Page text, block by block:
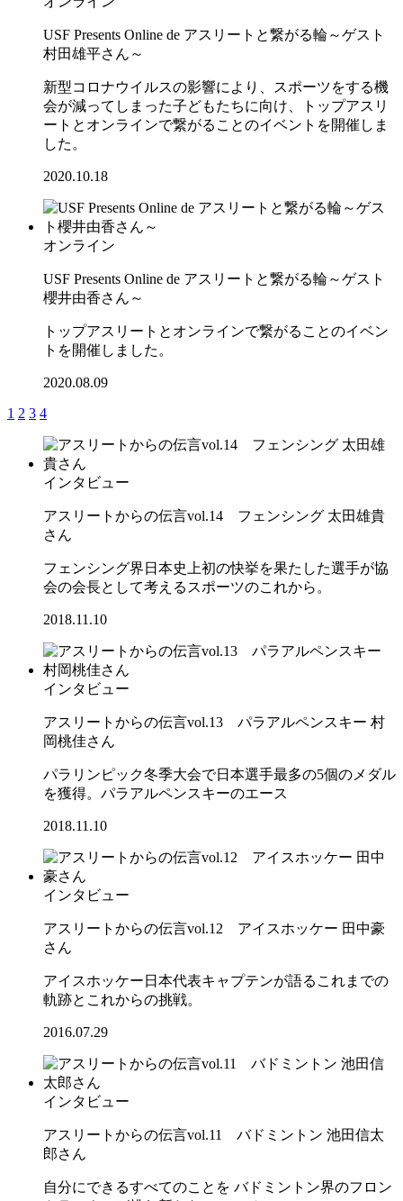
USF Presents Online de アスリートと繋がる輪～ゲスト
村田雄平さん～
新型コロナウイルスの影響により、スポーツをする機
会が減ってしまった子どもたちに向け、トップアスリ
ートとオンラインで繋がることのイベントを開催しま
した。
2020.10.18
オンライン
USF Presents Online de アスリートと繋がる輪～ゲスト
櫻井由香さん～
トップアスリートとオンラインで繋がることのイベン
トを開催しました。
2020.08.09
1 2 3 4
インタビュー
アスリートからの伝言vol.14 フェンシング 太田雄貴
さん
フェンシング界日本史上初の快挙を果たした選手が協
会の会長として考えるスポーツのこれから。
2018.11.10
インタビュー
アスリートからの伝言vol.13 パラアルペンスキー 村
岡桃佳さん
パラリンピック冬季大会で日本選手最多の5個のメダル
を獲得。パラアルペンスキーのエース
2018.11.10
インタビュー
アスリートからの伝言vol.12 アイスホッケー 田中豪
さん
アイスホッケー日本代表キャプテンが語るこれまでの
軌跡とこれからの挑戦。
2016.07.29
インタビュー
アスリートからの伝言vol.11 バドミントン 池田信太
郎さん
自分にできるすべてのことを バドミントン界のフロン